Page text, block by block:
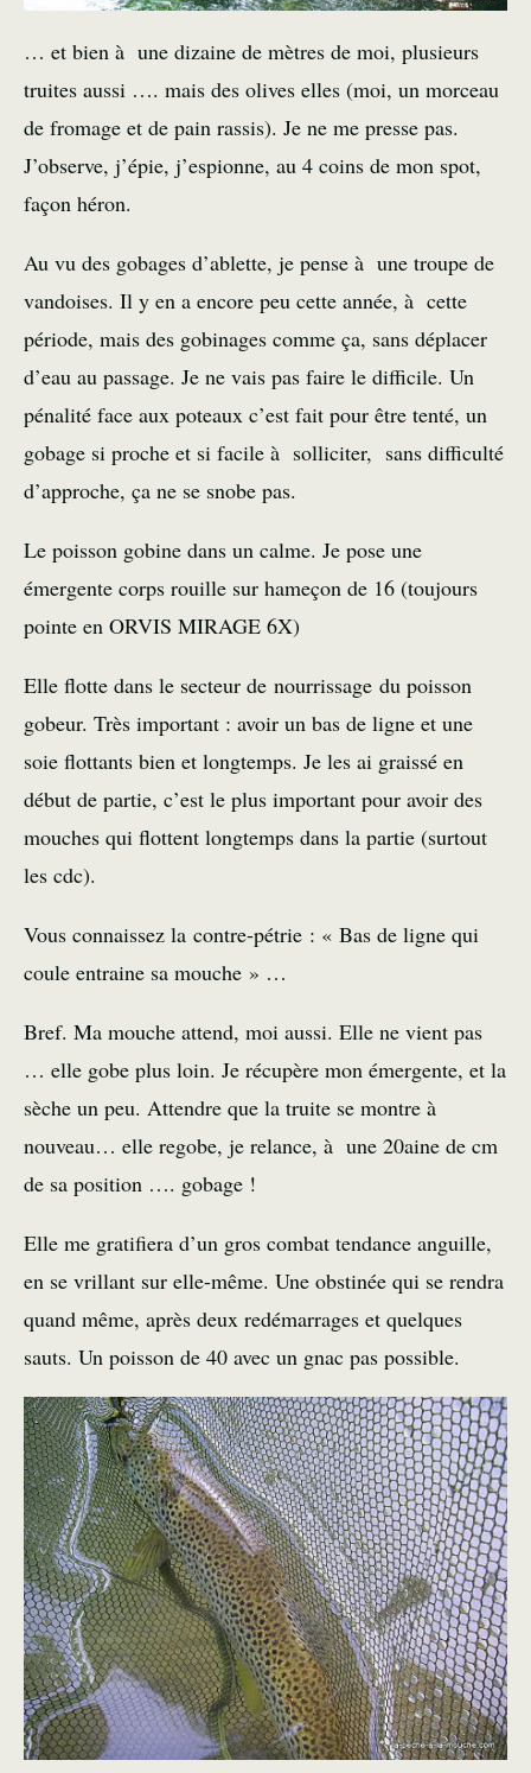
… et bien à une dizaine de mètres de moi, plusieurs
truites aussi …. mais des olives elles (moi, un morceau
de fromage et de pain rassis). Je ne me presse pas.
J’observe, j’épie, j’espionne, au 4 coins de mon spot,
façon héron.
Au vu des gobages d’ablette, je pense à une troupe de
vandoises. Il y en a encore peu cette année, à cette
période, mais des gobinages comme ça, sans déplacer
d’eau au passage. Je ne vais pas faire le difficile. Un
pénalité face aux poteaux c’est fait pour être tenté, un
gobage si proche et si facile à solliciter, sans difficulté
d’approche, ça ne se snobe pas.
Le poisson gobine dans un calme. Je pose une
émergente corps rouille sur hameçon de 16 (toujours
pointe en ORVIS MIRAGE 6X)
Elle flotte dans le secteur de nourrissage du poisson
gobeur. Très important : avoir un bas de ligne et une
soie flottants bien et longtemps. Je les ai graissé en
début de partie, c’est le plus important pour avoir des
mouches qui flottent longtemps dans la partie (surtout
les cdc).
Vous connaissez la contre-pétrie : « Bas de ligne qui
coule entraine sa mouche » …
Bref. Ma mouche attend, moi aussi. Elle ne vient pas
… elle gobe plus loin. Je récupère mon émergente, et la
sèche un peu. Attendre que la truite se montre à
nouveau… elle regobe, je relance, à une 20aine de cm
de sa position …. gobage !
Elle me gratifiera d’un gros combat tendance anguille,
en se vrillant sur elle-même. Une obstinée qui se rendra
quand même, après deux redémarrages et quelques
sauts. Un poisson de 40 avec un gnac pas possible.